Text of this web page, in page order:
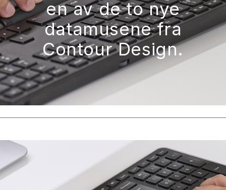
en av ​​de to nye
datamusene fra
Contour Design.